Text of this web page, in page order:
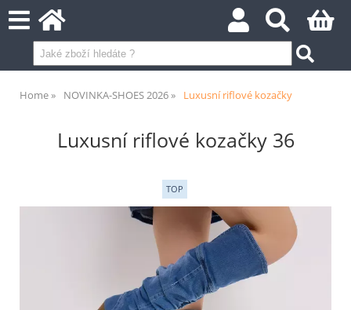
Home NOVINKA-SHOES 2026 Luxusní riflové kozačky
Luxusní riflové kozačky 36